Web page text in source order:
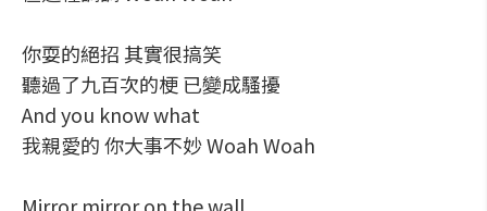
你耍的絕招 其實很搞笑
聽過了九百次的梗 已變成騷擾
And you know what
我親愛的 你大事不妙 Woah Woah